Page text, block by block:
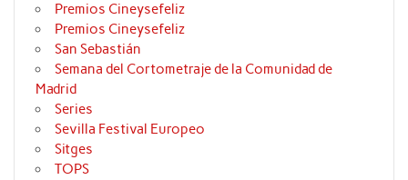
Premios Cineysefeliz
Premios Cineysefeliz
San Sebastián
Semana del Cortometraje de la Comunidad de
Madrid
Series
Sevilla Festival Europeo
Sitges
TOPS